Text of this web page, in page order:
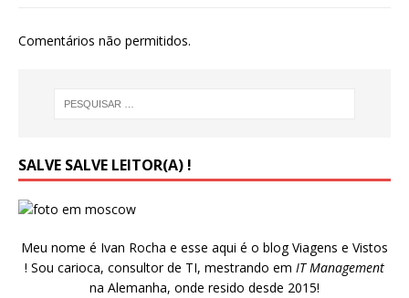
Comentários não permitidos.
SALVE SALVE LEITOR(A) !
Meu nome é Ivan Rocha e esse aqui é o blog Viagens e Vistos
! Sou carioca, consultor de TI, mestrando em IT Management
na Alemanha, onde resido desde 2015!